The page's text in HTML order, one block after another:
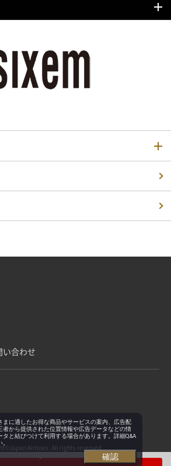
い合わせ
Airlines. All rights reserved.
まに適したお得な商品やサービスの案内、広告配
者から提供された位置情報や広告データなどの情
タと結びつけて利用する場合があります。詳細Q&A
確認